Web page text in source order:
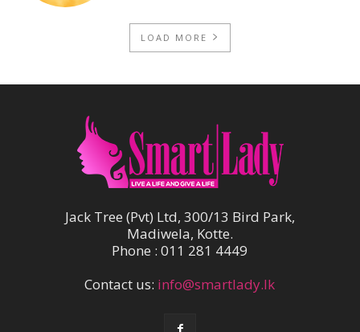
LOAD MORE
Jack Tree (Pvt) Ltd, 300/13 Bird Park,
Madiwela, Kotte.
Phone : 011 281 4449
Contact us: info@smartlady.lk